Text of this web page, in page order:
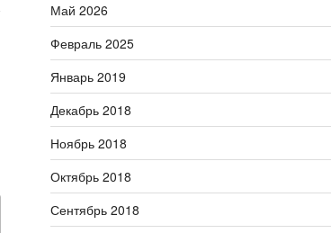
Май 2026
Февраль 2025
Январь 2019
Декабрь 2018
Ноябрь 2018
Октябрь 2018
Сентябрь 2018